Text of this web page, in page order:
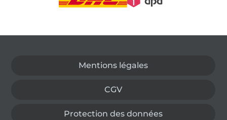
Mentions légales
CGV
Protection des données